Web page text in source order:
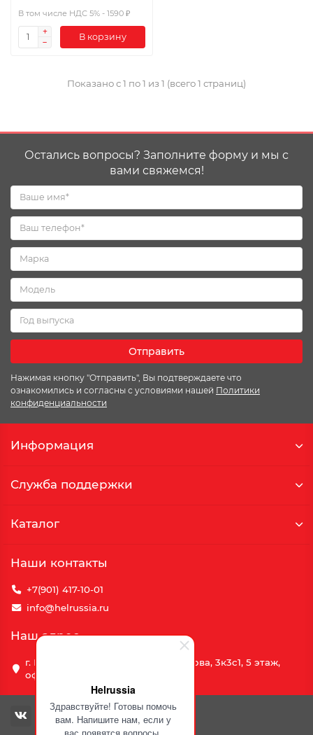
Helrussia
Здравствуйте! Готовы помочь
вам. Напишите нам, если у
В том числе НДС 5% - 1590 ₽
В корзину
Показано с 1 по 1 из 1 (всего 1 страниц)
Остались вопросы? Заполните форму и мы с
вами свяжемся!
Отправить
Нажимая кнопку "Отправить", Вы подтверждаете что
ознакомились и согласны с условиями нашей Политики
конфиденциальности
Информация
Служба поддержки
Каталог
Наши контакты
+7(901) 417-10-01
info@helrussia.ru
Наш адрес
г. Москва, улица Василия Петушкова, 3к3c1, 5 этаж,
офис 69